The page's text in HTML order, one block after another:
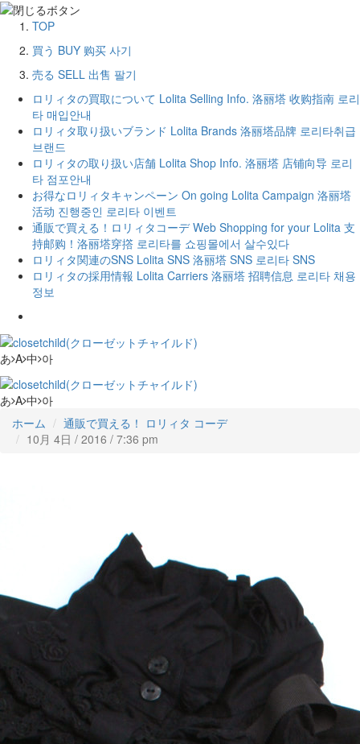
TOP
買う BUY 购买 사기
売る SELL 出售 팔기
ロリィタの買取について Lolita Selling Info. 洛丽塔 收购指南 로리
타 매입안내
ロリィタ取り扱いブランド Lolita Brands 洛丽塔品牌 로리타취급
브랜드
ロリィタの取り扱い店舗 Lolita Shop Info. 洛丽塔 店铺向导 로리
타 점포안내
お得なロリィタキャンペーン On going Lolita Campaign 洛丽塔
活动 진행중인 로리타 이벤트
通販で買える！ロリィタコーデ Web Shopping for your Lolita 支
持邮购！洛丽塔穿撘 로리타를 쇼핑몰에서 살수있다
ロリィタ関連のSNS Lolita SNS 洛丽塔 SNS 로리타 SNS
ロリィタの採用情報 Lolita Carriers 洛丽塔 招聘信息 로리타 채용
정보
あ A 中 아
あ A 中 아
ホーム
通販で買える！ ロリィタ コーデ
10月 4日 / 2016 / 7:36 pm